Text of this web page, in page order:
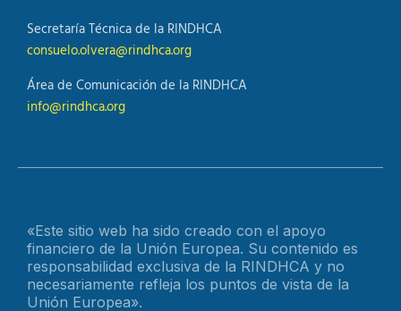
Secretaría Técnica de la RINDHCA
consuelo.olvera@rindhca.org
Área de Comunicación de la RINDHCA
info@rindhca.org
«Este sitio web ha sido creado con el apoyo
financiero de la Unión Europea. Su contenido es
responsabilidad exclusiva de la RINDHCA y no
necesariamente refleja los puntos de vista de la
Unión Europea».